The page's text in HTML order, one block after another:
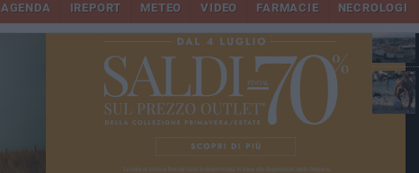
AGENDA IREPORT METEO VIDEO FARMACIE NECROLOGI